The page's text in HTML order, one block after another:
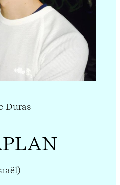
Duras